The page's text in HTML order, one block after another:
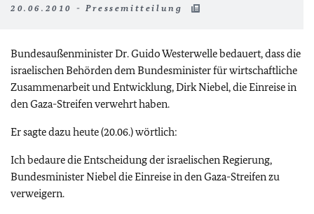
20.06.2010 - Pressemitteilung
Bundesaußenminister Dr. Guido Westerwelle bedauert, dass die
israelischen Behörden dem Bundesminister für wirtschaftliche
Zusammenarbeit und Entwicklung, Dirk Niebel, die Einreise in
den Gaza-Streifen verwehrt haben.
Er sagte dazu heute (20.06.) wörtlich:
Ich bedaure die Entscheidung der israelischen Regierung,
Bundesminister Niebel die Einreise in den Gaza-Streifen zu
verweigern.